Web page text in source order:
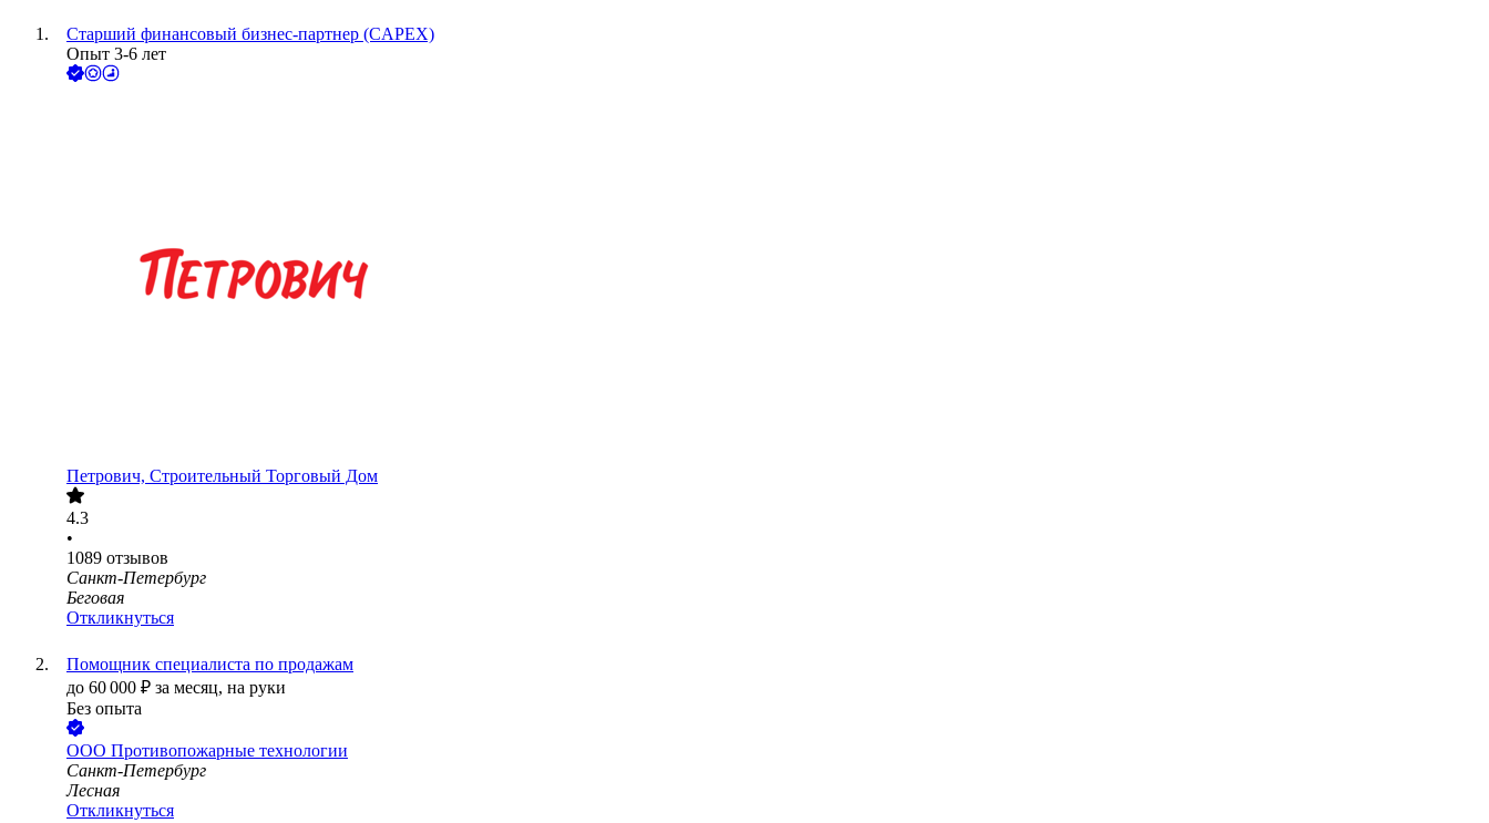
Старший финансовый бизнес-партнер (CAPEX)
Опыт 3-6 лет
Петрович, Строительный Торговый Дом
4.3
•
1089 отзывов
Санкт-Петербург
Беговая
Откликнуться
Помощник специалиста по продажам
до 60 000 ₽ за месяц, на руки
Без опыта
ООО Противопожарные технологии
Санкт-Петербург
Лесная
Откликнуться